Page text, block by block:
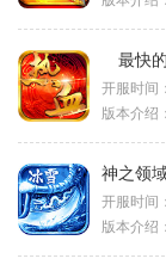
最快
开服时间：
版本介绍：
神之领
开服时间：
版本介绍：